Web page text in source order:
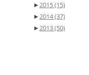
►2015(15)
►2014(37)
►2013(50)